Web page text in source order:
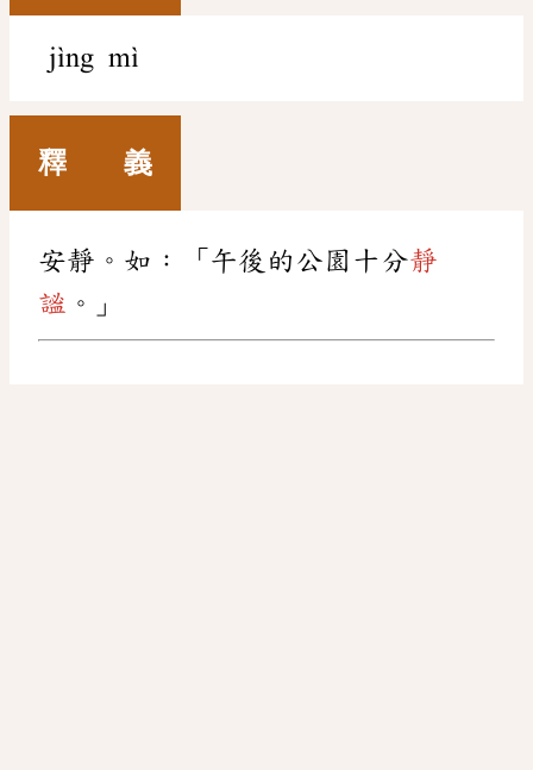
jìng mì
釋 義
安靜。如：「午後的公園十分靜
謐 。」